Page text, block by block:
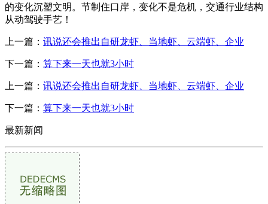
的变化沉塑文明。节制住口岸，变化不是危机，交通行业结构
从动驾驶手艺！
上一篇： 讯说还会推出自研龙虾、当地虾、云端虾、企业
下一篇： 算下来一天也就3小时
上一篇： 讯说还会推出自研龙虾、当地虾、云端虾、企业
下一篇： 算下来一天也就3小时
最新新闻